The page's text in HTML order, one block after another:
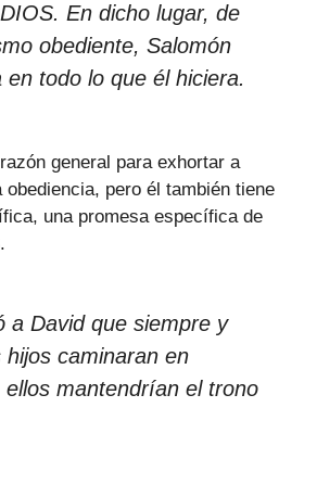
En dicho lugar, de
obediente, Salomón
todo lo que él hiciera.
general para exhortar a
obediencia, pero él también tiene
una promesa específica de
a David que siempre y
hijos caminaran en
ellos mantendrían el trono